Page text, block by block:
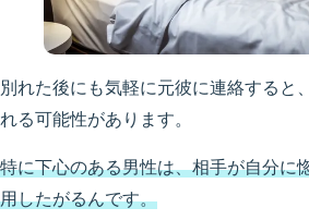
別れた後にも気軽に元彼に連絡すると
れる可能性があります。
特に下心のある男性は、相手が自分に
用したがるんです。